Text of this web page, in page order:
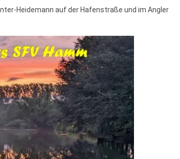
Heidemann auf der Hafenstraße und im Angler